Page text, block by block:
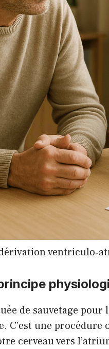
de sauvetage pour
une procédure
cerveau vers